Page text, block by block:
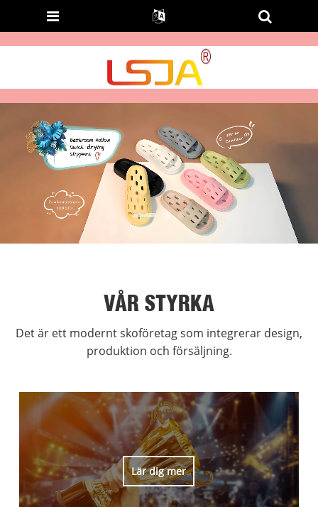
VÅR STYRKA
Det är ett modernt skoföretag som integrerar design,
produktion och försäljning.
Lär dig mer